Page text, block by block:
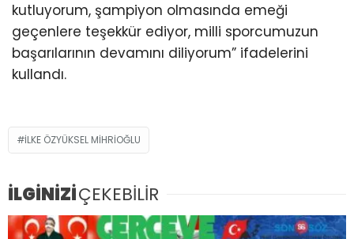
kutluyorum, şampiyon olmasında emeği
geçenlere teşekkür ediyor, milli sporcumuzun
başarılarının devamını diliyorum” ifadelerini
kullandı.
İLKE ÖZYÜKSEL MIHRIOĞLU
İLGİNİZİÇEKEBİLİR